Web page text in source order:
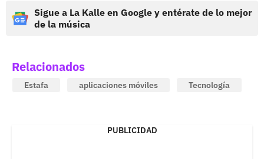
Sigue a La Kalle en Google y entérate de lo mejor
de la música
Relacionados
Estafa aplicaciones móviles Tecnología
PUBLICIDAD